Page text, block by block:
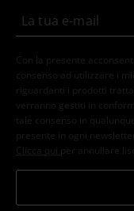
Con la presente
consenso ad utilizzare i
riguardanti i prodotti
verranno gestiti in
tale consenso in
presente in ogni newsletter.
Clicca qui per annullare